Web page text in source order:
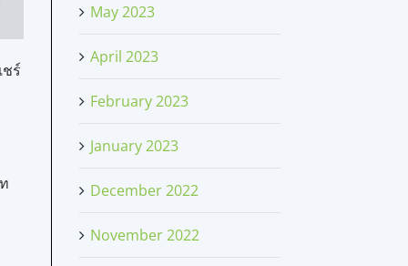
ร์
May 2023
April 2023
February 2023
January 2023
December 2022
November 2022